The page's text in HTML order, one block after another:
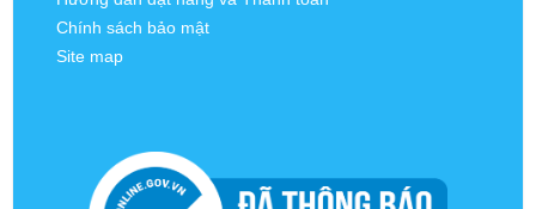
Chính sách bảo mật
Site map